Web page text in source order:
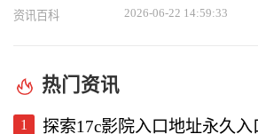
资讯百科 2026-06-22 14:59:33
热门资讯
1